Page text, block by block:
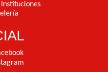
Instituciones